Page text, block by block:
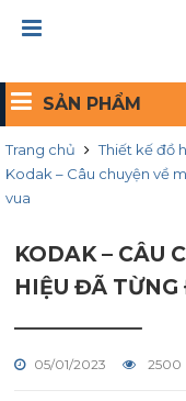
SẢN PHẨM
Trang chủ
Thiết kế đồ
Kodak – Câu chuyện về
vua
KODAK – CÂU
HIỆU ĐÃ
05/01/2023 2500